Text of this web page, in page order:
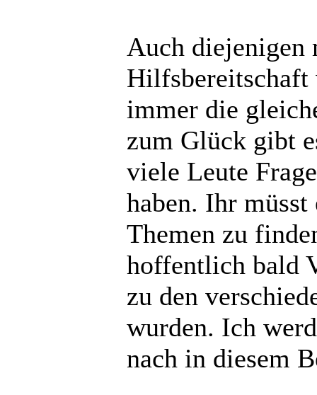
Auch diejenigen
Hilfsbereitschaft
immer die
zum Glück gibt
viele Leute
haben. Ihr
Themen zu
hoffentlich bald
zu den
wurden. Ich
nach in diesem